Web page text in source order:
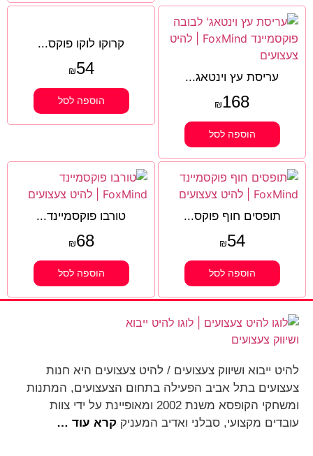
עריסת עץ וינטאג...
₪168
הוספה לסל
קרוקו לוקו פוקס...
₪54
הוספה לסל
תופסים חוף פוקס...
₪54
הוספה לסל
טורבו פוקסמיינד...
₪68
הוספה לסל
להיט ייבוא ושיווק צעצועים / להיט צעצועים היא חנות
צעצועים בתל אביב הפעילה בתחום הצעצועים, המתנות
ומשחקי הקופסא משנת 2002 ומאופיינת על ידי צוות
עובדים מקצועי, סבלני ואדיב המעניק קרא עוד …